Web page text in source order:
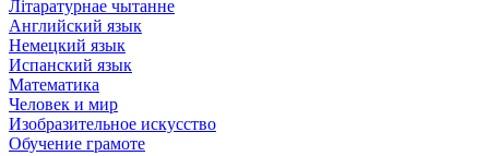
Літаратурнае чытанне
Английский язык
Немецкий язык
Испанский язык
Математика
Человек и мир
Изобразительное искусство
Обучение грамоте